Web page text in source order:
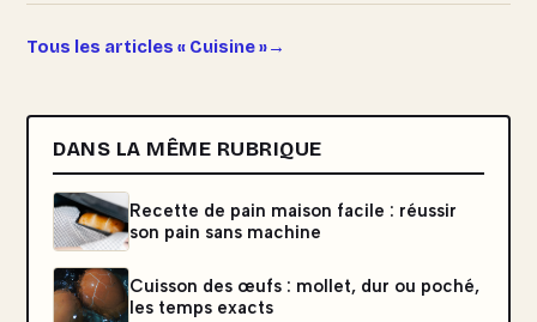
Tous les articles « Cuisine »
DANS LA MÊME RUBRIQUE
Recette de pain maison facile : réussir
son pain sans machine
Cuisson des œufs : mollet, dur ou poché,
les temps exacts